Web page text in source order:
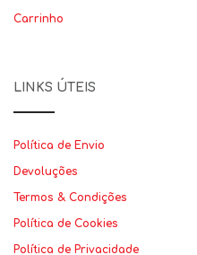
Carrinho
LINKS ÚTEIS
Política de Envio
Devoluções
Termos & Condições
Política de Cookies
Política de Privacidade